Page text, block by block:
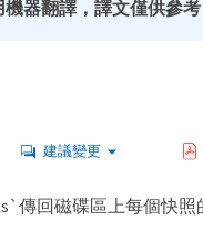
器翻譯，譯文僅供參
建議變更
傳回磁碟區上每個快照